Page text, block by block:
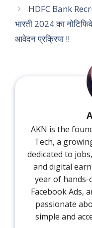
HDFC Bank
भारती 2024 का
आवेदन प्रक्रिया !!
AKN is the
Tech, a
dedicated to
and digital
year of
Facebook Ads,
passionate
simple and